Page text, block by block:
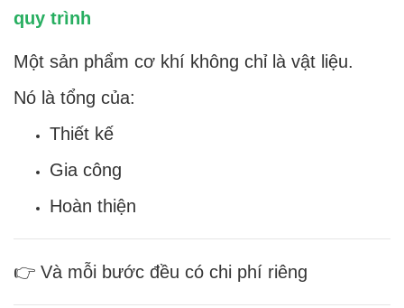
quy trình
Một sản phẩm cơ khí không chỉ là vật liệu.
Nó là tổng của:
Thiết kế
Gia công
Hoàn thiện
👉 Và mỗi bước đều có chi phí riêng